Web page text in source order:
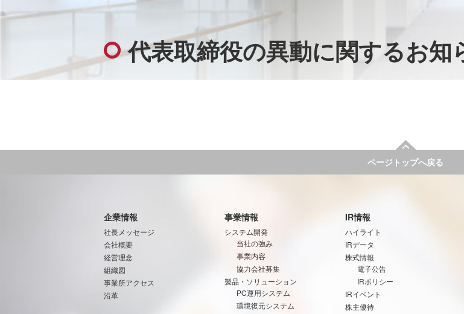
代表取締役の異動に関するお知
ページトップへ戻る
企業情報
社長メッセージ
会社概要
経営理念
組織図
事業所アクセス
沿革
事業情報
システム開発
当社の強み
事業内容
協力会社募集
製品・ソリューション
PC運用システム
環境復元システム
IR情報
ハイライト
IRデータ
株式情報
電子公告
IRポリシー
IRイベント
株主優待